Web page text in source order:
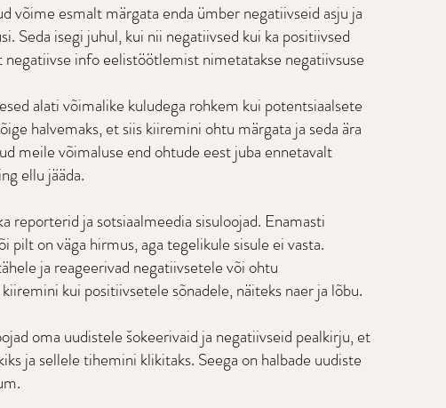
võime esmalt märgata enda ümber negatiivseid asju ja
Seda isegi juhul, kui nii negatiivsed kui ka positiivsed
negatiivse info eelistöötlemist nimetatakse negatiivsuse
alati võimalike kuludega rohkem kui potentsiaalsete
halvemaks, et siis kiiremini ohtu märgata ja seda ära
meile võimaluse end ohtude eest juba ennetavalt
ellu jääda.
reporterid ja sotsiaalmeedia sisuloojad. Enamasti
pilt on väga hirmus, aga tegelikule sisule ei vasta.
ja reageerivad negatiivsetele või ohtu
kui positiivsetele sõnadele, näiteks naer ja lõbu.
oma uudistele šokeerivaid ja negatiivseid pealkirju, et
ja sellele tihemini klikitaks. Seega on halbade uudiste